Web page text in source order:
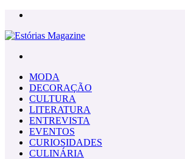
MODA
DECORAÇÃO
CULTURA
LITERATURA
ENTREVISTA
EVENTOS
CURIOSIDADES
CULINÁRIA